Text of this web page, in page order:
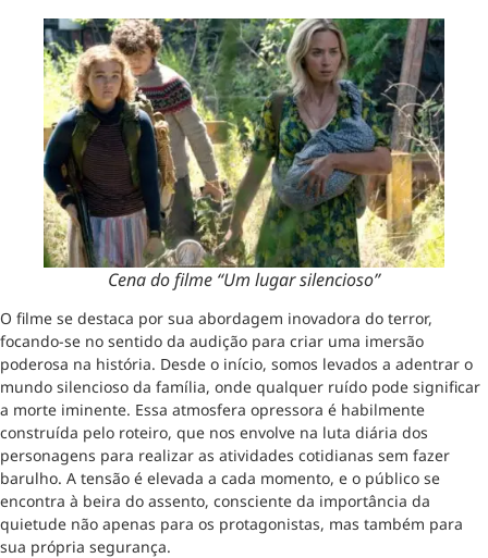
Cena do filme “Um lugar silencioso”
O filme se destaca por sua abordagem inovadora do terror,
focando-se no sentido da audição para criar uma imersão
poderosa na história. Desde o início, somos levados a adentrar o
mundo silencioso da família, onde qualquer ruído pode significar
a morte iminente. Essa atmosfera opressora é habilmente
construída pelo roteiro, que nos envolve na luta diária dos
personagens para realizar as atividades cotidianas sem fazer
barulho. A tensão é elevada a cada momento, e o público se
encontra à beira do assento, consciente da importância da
quietude não apenas para os protagonistas, mas também para
sua própria segurança.